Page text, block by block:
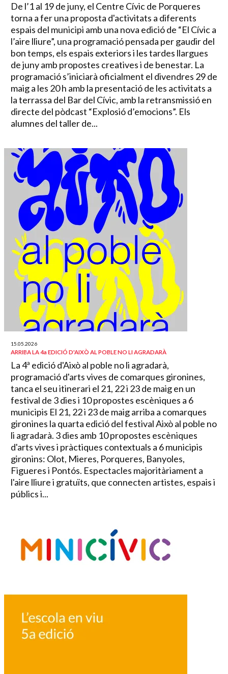
De l’1 al 19 de juny, el Centre Cívic de Porqueres
torna a fer una proposta d'activitats a diferents
espais del municipi amb una nova edició de “El Cívic a
l’aire lliure”, una programació pensada per gaudir del
bon temps, els espais exteriors i les tardes llargues
de juny amb propostes creatives i de benestar. La
programació s’iniciarà oficialment el divendres 29 de
maig a les 20 h amb la presentació de les activitats a
la terrassa del Bar del Cívic, amb la retransmissió en
directe del pòdcast “Explosió d’emocions”. Els
alumnes del taller de...
15.05.2026
ARRIBA LA 4a EDICIÓ D'AIXÒ AL POBLE NO LI AGRADARÀ
La 4ª edició d'Això al poble no li agradarà,
programació d'arts vives de comarques gironines,
tanca el seu itinerari el 21, 22 i 23 de maig en un
festival de 3 dies i 10 propostes escèniques a 6
municipis El 21, 22 i 23 de maig arriba a comarques
gironines la quarta edició del festival Això al poble no
li agradarà. 3 dies amb 10 propostes escèniques
d'arts vives i pràctiques contextuals a 6 municipis
gironins: Olot, Mieres, Porqueres, Banyoles,
Figueres i Pontós. Espectacles majoritàriament a
l'aire lliure i gratuïts, que connecten artistes, espais i
públics i...